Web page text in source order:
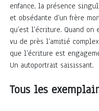
enfance, la présence
et obsédante d’un frère
qu’est l’écriture. Quand
vu de près l’amitié
que l’écriture est
Un autoportrait saisissant.
Tous les